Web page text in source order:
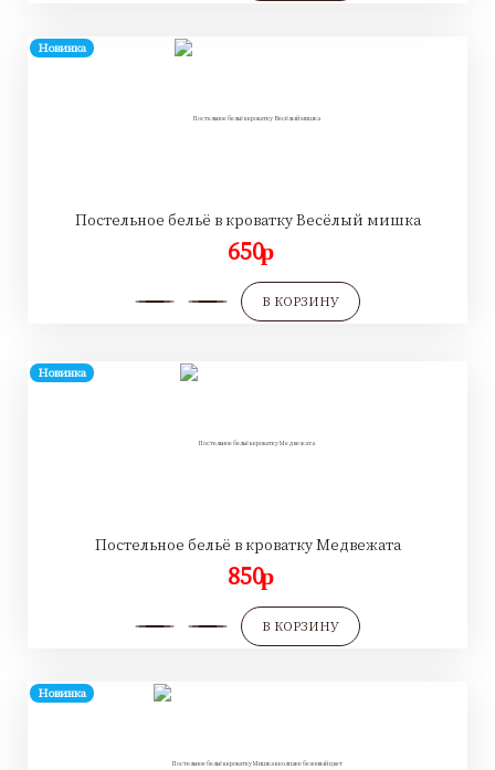
Новинка
Постельное бельё в кроватку Весёлый мишка
650p
В КОРЗИНУ
Новинка
Постельное бельё в кроватку Медвежата
850p
В КОРЗИНУ
Новинка